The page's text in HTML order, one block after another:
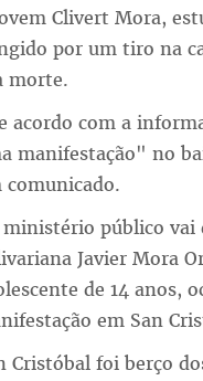
Clivert Mora,
por um tiro na
morte.
acordo com a
manifestação" no
comunicado.
público vai
Javier Mora
de 14 anos,
em San
Cristóbal foi berço